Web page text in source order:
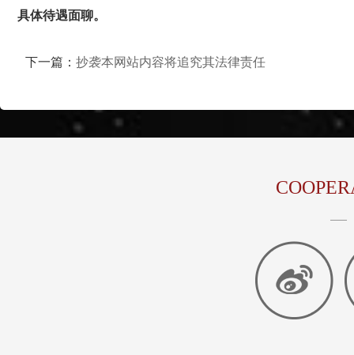
具体待遇面聊。
下一篇： 抄袭本网站内容将追究其法律责任